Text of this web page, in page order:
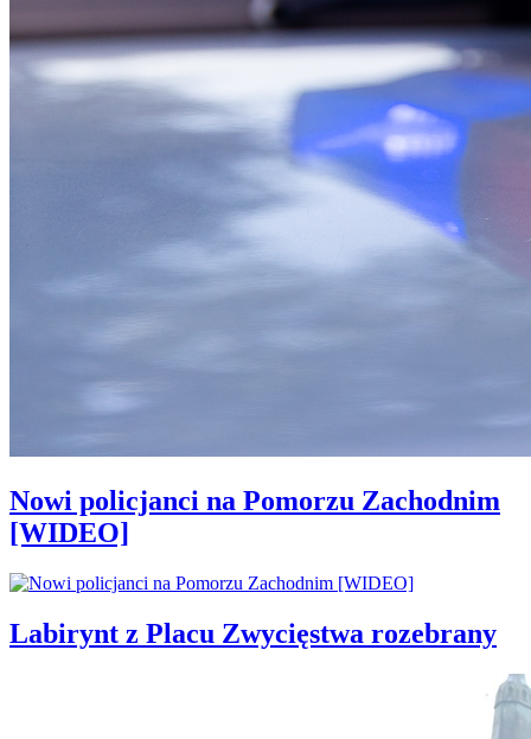
Nowi policjanci na Pomorzu Zachodnim
[WIDEO]
Labirynt z Placu Zwycięstwa rozebrany